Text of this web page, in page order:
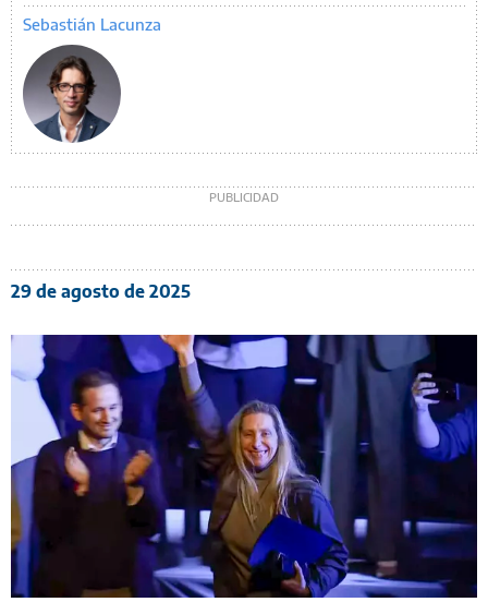
Sebastián Lacunza
29 de agosto de 2025